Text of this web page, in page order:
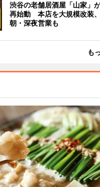
渋谷の老舗居酒屋「山家」
再始動 本店を大規模改装、
朝・深夜営業も
も